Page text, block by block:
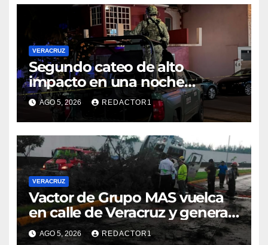
VERACRUZ
Segundo cateo de alto
impacto en una noche
moviliza a fuerzas federales y
estatales en Veracruz
AGO 5, 2026 REDACTOR1
VERACRUZ
Vactor de Grupo MAS vuelca
en calle de Veracruz y genera
caos vial
AGO 5, 2026 REDACTOR1